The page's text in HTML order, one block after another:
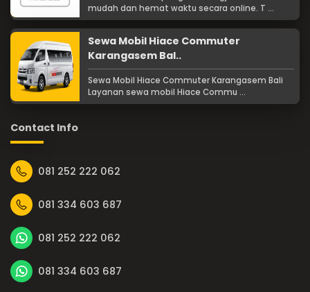
mudah dan hemat waktu secara online. T ...
Sewa Mobil Hiace Commuter
Karangasem Bal..
Sewa Mobil Hiace Commuter Karangasem Bali
Layanan sewa mobil Hiace Commu ...
Contact Info
081 252 222 062
081 334 603 687
081 252 222 062
081 334 603 687